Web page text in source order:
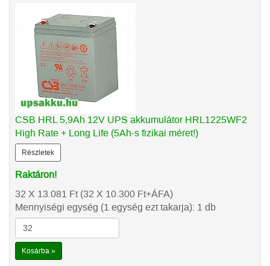
CSB HRL 5,9Ah 12V UPS akkumulátor HRL1225WF2
High Rate + Long Life (5Ah-s fizikai méret!)
Részletek
Raktáron!
32 X 13.081 Ft(32 X 10.300 Ft+ÁFA)
Mennyiségi egység (1 egység ezt takarja): 1 db
Kosárba »